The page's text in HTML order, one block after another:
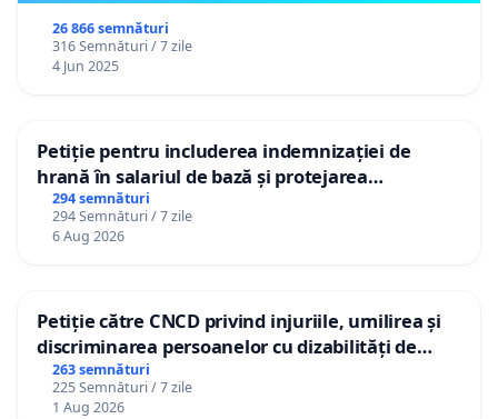
26 866 semnături
316 Semnături / 7 zile
4 Jun 2025
Petiție pentru includerea indemnizației de
hrană în salariul de bază și protejarea
gradațiilor de vechime pentru asistenții
personali
294 semnături
294 Semnături / 7 zile
6 Aug 2026
Petiție către CNCD privind injuriile, umilirea și
discriminarea persoanelor cu dizabilități de
către utilizatorul TikTok „Gorici”
263 semnături
225 Semnături / 7 zile
1 Aug 2026